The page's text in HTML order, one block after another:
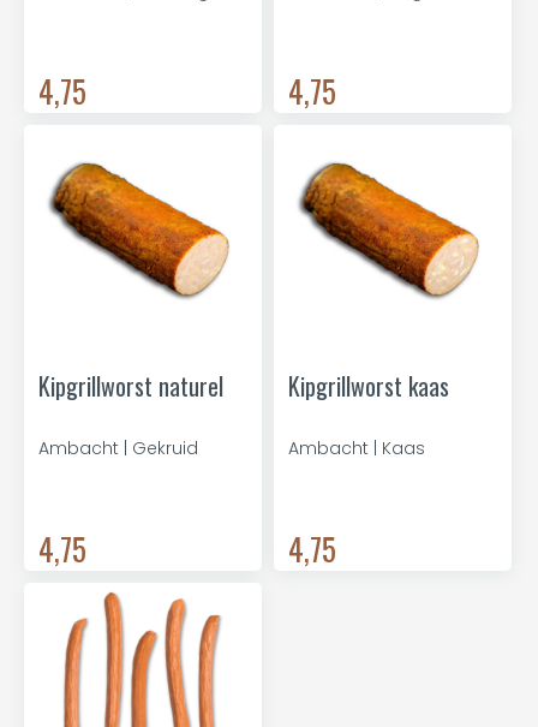
4,75 4,75
Kipgrillworst naturel
Ambacht | Gekruid
4,75
Kipgrillworst kaas
Ambacht | Kaas
4,75